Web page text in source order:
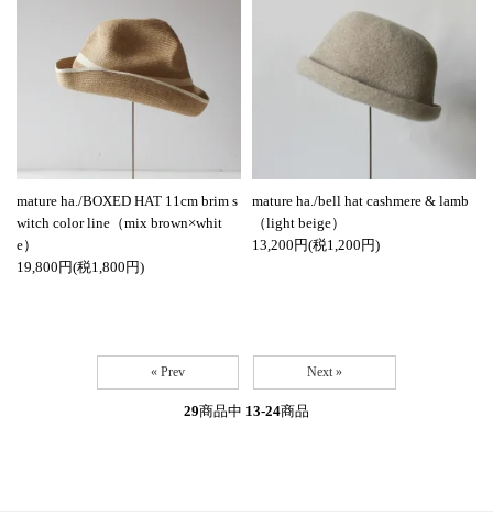
mature ha./BOXED HAT 11cm brim s
witch color line（mix brown×whit
e）
19,800円(税1,800円)
mature ha./bell hat cashmere & lamb
（light beige）
13,200円(税1,200円)
« Prev Next »
29商品中 13-24商品